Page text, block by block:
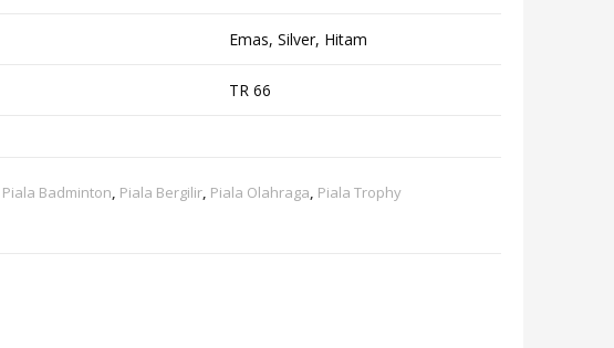
Emas, Silver, Hitam
TR 66
Piala Badminton, Piala Bergilir, Piala Olahraga, Piala Trophy